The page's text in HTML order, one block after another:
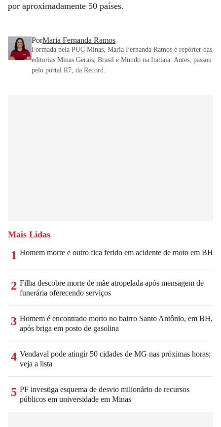
por aproximadamente 50 países.
PorMaria Fernanda Ramos
Formada pela PUC Minas, Maria Fernanda Ramos é repórter das
editorias Minas Gerais, Brasil e Mundo na Itatiaia. Antes, passou
pelo portal R7, da Record.
Mais Lidas
1 Homem morre e outro fica ferido em acidente de moto em BH
2 Filha descobre morte de mãe atropelada após mensagem de
funerária oferecendo serviços
3 Homem é encontrado morto no bairro Santo Antônio, em BH,
após briga em posto de gasolina
4 Vendaval pode atingir 50 cidades de MG nas próximas horas;
veja a lista
5 PF investiga esquema de desvio milionário de recursos
públicos em universidade em Minas